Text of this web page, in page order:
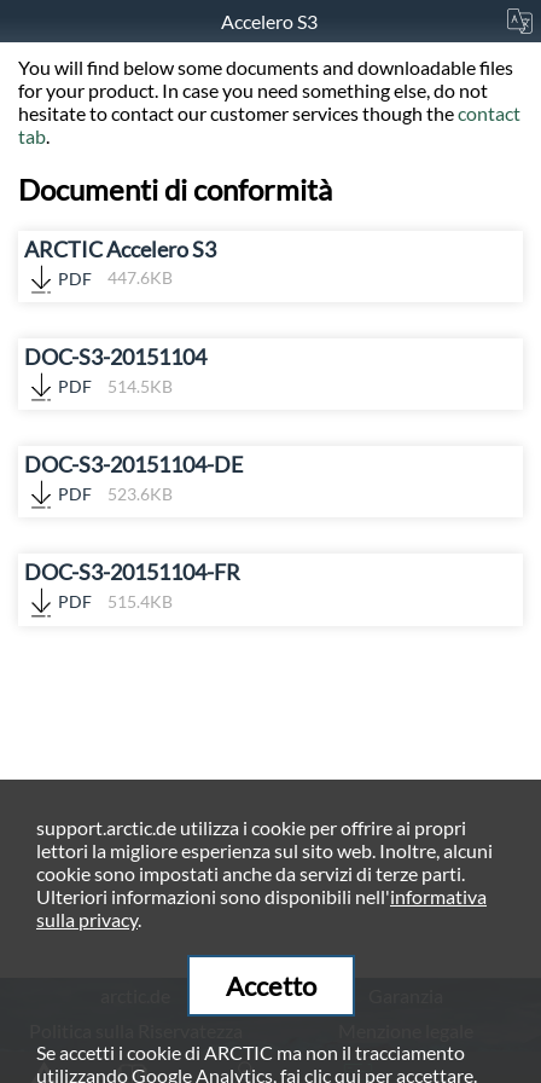
Accelero S3
You will find below some documents and downloadable files
for your product. In case you need something else, do not
hesitate to contact our customer services though thecontact
tab.
Documenti di conformità
ARCTIC Accelero S3
PDF 447.6KB
DOC-S3-20151104
PDF 514.5KB
DOC-S3-20151104-DE
PDF 523.6KB
DOC-S3-20151104-FR
PDF 515.4KB
© ARCTIC (HK) Ltd. - 2026
support.arctic.de utilizza i cookie per offrire ai propri
lettori la migliore esperienza sul sito web. Inoltre, alcuni
cookie sono impostati anche da servizi di terze parti.
Ulteriori informazioni sono disponibili nell'informativa
sulla privacy.
Accetto
Se accetti i cookie di ARCTIC ma non il tracciamento
utilizzando Google Analytics, fai clicqui per accettare.